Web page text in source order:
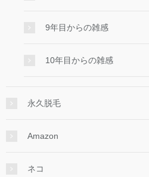
9年目からの雑感
10年目からの雑感
永久脱毛
Amazon
ネコ